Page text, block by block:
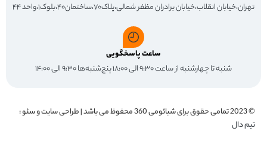
تهران،خیابان انقلاب،خیابان برادران مظفر شمالی،پلاک۷۰،ساختمان۴۰،بلوک۱،واحد ۴۴
ساعت پاسخگویی
شنبه تا چهارشنبه از ساعت ۹:۳۰ الی ۱۸:۰۰ پنج‌شنبه‌ها ۹:۳۰ الی ۱۴:۰۰
© 2023 تمامی حقوق برای شیائومی 360
محفوظ می باشد | طراحی سایت و سئو :
تیم دال